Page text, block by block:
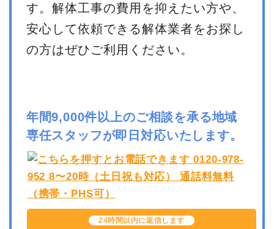
す。解体工事の費用を抑えたい方や、
安心して依頼できる解体業者をお探し
の方はぜひご利用ください。
年間9,000件以上のご相談を承る地域
専任スタッフが即日対応いたします。
24時間以内に返信します